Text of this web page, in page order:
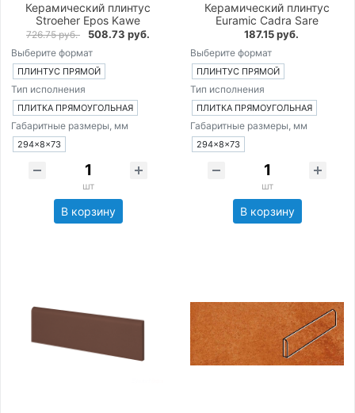
Керамический плинтус
Stroeher Epos Kawe
726.75 руб. 508.73 руб.
Выберите формат
ПЛИНТУС ПРЯМОЙ
Тип исполнения
ПЛИТКА ПРЯМОУГОЛЬНАЯ
Габаритные размеры, мм
294×8×73
шт
В корзину
Керамический плинтус
Euramic Cadra Sare
187.15 руб.
Выберите формат
ПЛИНТУС ПРЯМОЙ
Тип исполнения
ПЛИТКА ПРЯМОУГОЛЬНАЯ
Габаритные размеры, мм
294×8×73
шт
В корзину